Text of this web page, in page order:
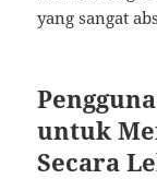
yang sangat
untuk
Secara